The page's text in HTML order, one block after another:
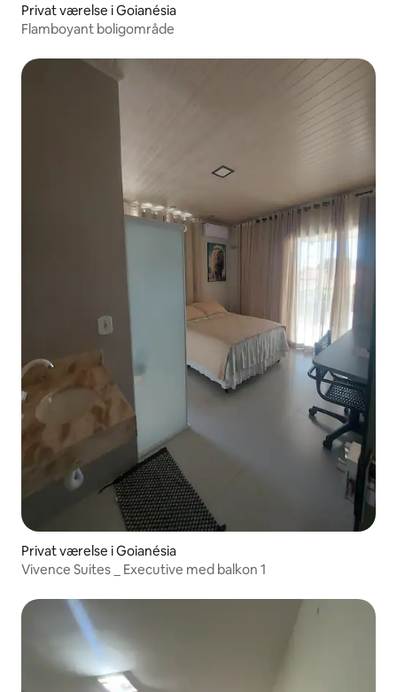
Privat værelse i Goianésia
Flamboyant boligområde
Privat værelse i Goianésia
Vivence Suites _ Executive med balkon 1